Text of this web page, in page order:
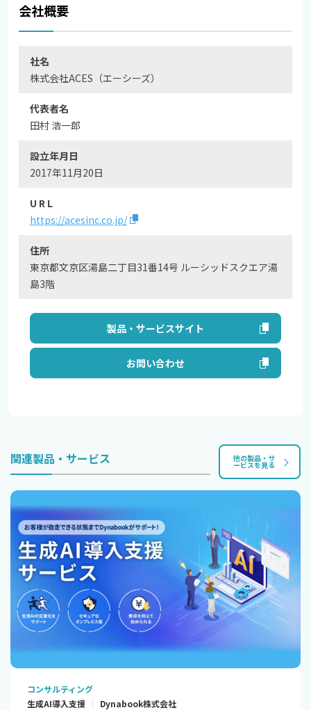
会社概要
社名
株式会社ACES（エーシーズ）
代表者名
田村 浩一郎
設立年月日
2017年11月20日
U R L
https://acesinc.co.jp/
住所
東京都文京区湯島二丁目31番14号 ルーシッドスクエア湯
島3階
製品・サービスサイト
お問い合わせ
関連製品・サービス 他の製品・サ
ービスを見る
コンサルティング
生成AI導入支援
Dynabook株式会社